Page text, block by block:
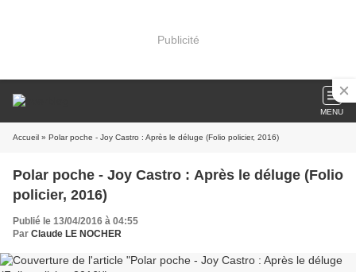
Publicité
MENU
Accueil » Polar poche - Joy Castro : Après le déluge (Folio policier, 2016)
Polar poche - Joy Castro : Après le déluge (Folio
policier, 2016)
Publié le 13/04/2016 à 04:55
Par Claude LE NOCHER